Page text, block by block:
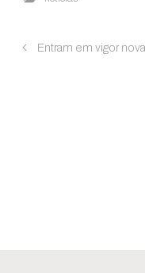
Entram em vigor